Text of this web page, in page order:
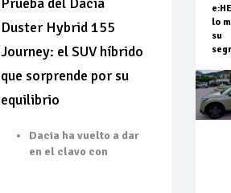
Duster Hybrid 155
Journey: el SUV híbrido
que sorprende por su
equilibrio
Dacia ha vuelto a dar
en el clavo con
lo
su